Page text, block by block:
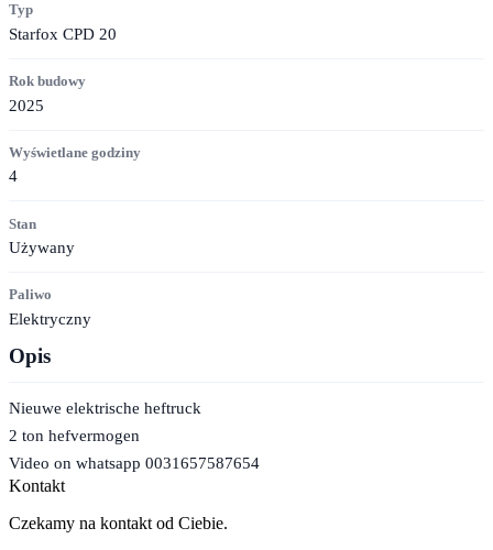
Typ
Starfox CPD 20
Rok budowy
2025
Wyświetlane godziny
4
Stan
Używany
Paliwo
Elektryczny
Opis
Nieuwe elektrische heftruck
2 ton hefvermogen
Video on whatsapp 0031657587654
Kontakt
Czekamy na kontakt od Ciebie.